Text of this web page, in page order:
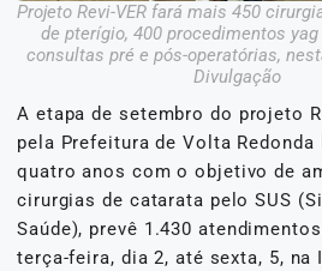
Projeto Revi-VER fará mais 450
de pterígio, 400 procedimentos
consultas pré e pós-operatórias,
Divulgação
A etapa de setembro do projeto
pela Prefeitura de Volta
quatro anos com o objetivo de
cirurgias de catarata pelo SUS
Saúde), prevê 1.430
terça-feira, dia 2, até sexta, 5, na